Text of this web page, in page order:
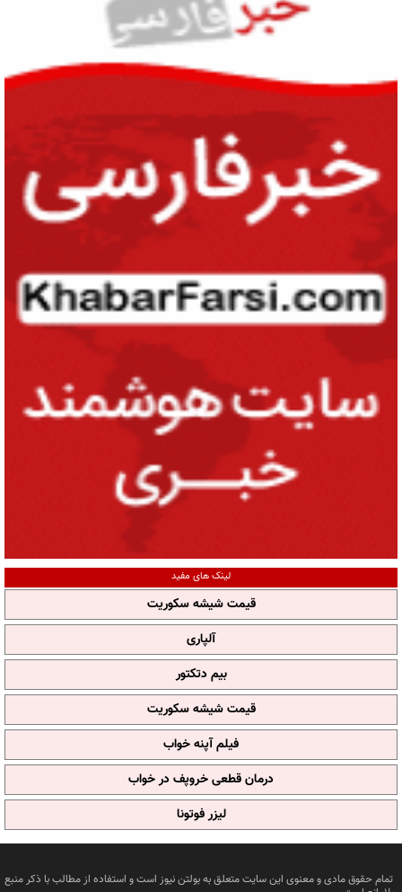
لینک های مفید
قیمت شیشه سکوریت
آلپاری
بیم دتکتور
قیمت شیشه سکوریت
فیلم آپنه خواب
درمان قطعی خروپف در خواب
لیزر فوتونا
تمام حقوق مادی و معنوی این سایت متعلق به بولتن نیوز است و استفاده از مطالب با ذکر منبع